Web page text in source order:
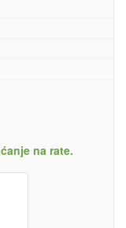
na rate.